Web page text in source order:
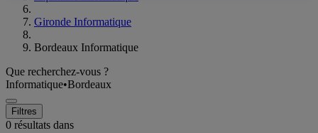
Gironde Informatique
Bordeaux Informatique
Que recherchez-vous ?
Informatique•Bordeaux
Filtres
0 résultats dans